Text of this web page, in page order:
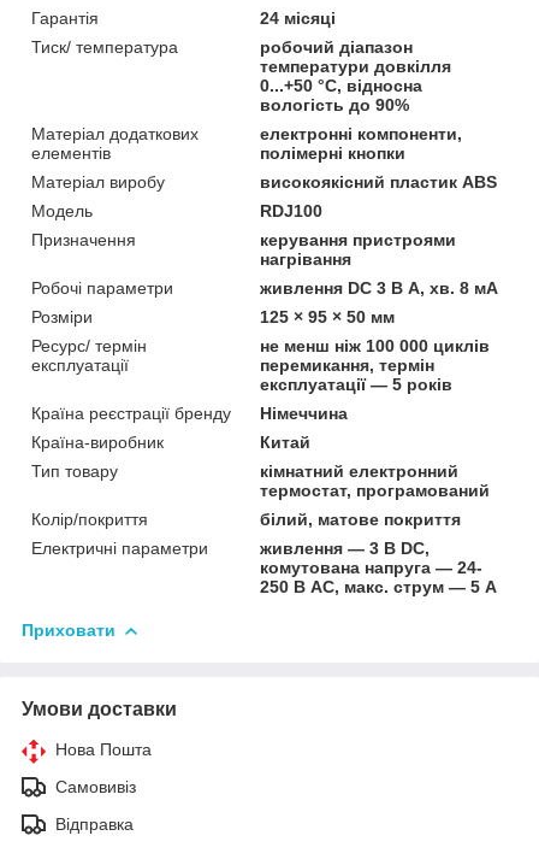
Гарантія
24 місяці
Тиск/ температура
робочий діапазон
температури довкілля
0...+50 °C, відносна
вологість до 90%
Матеріал додаткових
елементів
електронні компоненти,
полімерні кнопки
Матеріал виробу
високоякісний пластик ABS
Мoдель
RDJ100
Призначення
керування пристроями
нагрівання
Робочі параметри
живлення DC 3 В А, хв. 8 мА
Розміри
125 × 95 × 50 мм
Ресурс/ термін
експлуатації
не менш ніж 100 000 циклів
перемикання, термін
експлуатації — 5 років
Країна реєстрації бренду
Німеччина
Країна-виробник
Китай
Тип товару
кімнатний електронний
термостат, програмований
Колір/покриття
білий, матове покриття
Електричні параметри
живлення — 3 В DC,
комутована напруга — 24-
250 В AC, макс. струм — 5 А
Приховати
Умови доставки
Нова Пошта
Самовивіз
Відправка